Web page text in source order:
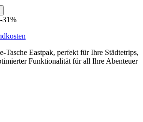
-31%
Tasche Eastpak, perfekt für Ihre Städtetrips,
Funktionalität für all Ihre Abenteuer